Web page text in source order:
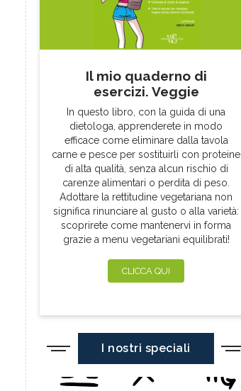
Il mio quaderno di
esercizi. Veggie
In questo libro, con la guida di una
dietologa, apprenderete in modo
efficace come eliminare dalla tavola
carne e pesce per sostituirli con proteine
di alta qualità, senza alcun rischio di
carenze alimentari o perdita di peso.
Adottare la rettitudine vegetariana non
significa rinunciare al gusto o alla varietà:
scoprirete come mantenervi in forma
grazie a menu vegetariani equilibrati!
CLICCA QUI
I nostri speciali